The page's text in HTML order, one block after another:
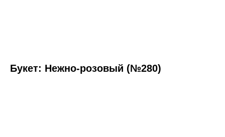
Букет: Нежно-розовый (№280)